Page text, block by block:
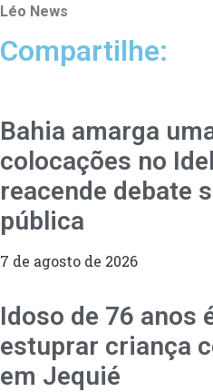
Léo News
Compartilhe:
Bahia amarga
colocações no
reacende debate
pública
7 de agosto de 2026
Idoso de 76 anos
estuprar criança
em Jequié